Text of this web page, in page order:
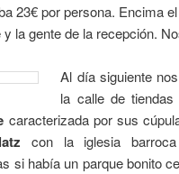
23€ por persona. Encima
la gente de la recepción.
Al día siguiente
la calle de tiendas
caracterizada por sus
con la iglesia
si había un parque bonito